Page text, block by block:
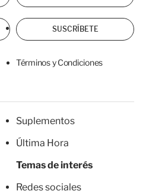
SUSCRÍBETE
Términos y Condiciones
Suplementos
Última Hora
Temas de interés
Redes sociales